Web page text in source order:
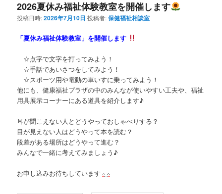
2026夏休み福祉体験教室を開催します
投稿日時:2026年7月10日 投稿者:保健福祉相談室
「夏休み福祉体験教室」を開催します
☆点字で文字を打ってみよう！
☆手話であいさつをしてみよう！
☆スポーツ用や電動の車いすに乗ってみよう！
他にも、健康福祉プラザの中のみんなが使いやすい工夫や、福祉
用具展示コーナーにある道具を紹介します♪
耳が聞こえない人とどうやっておしゃべりする？
目が見えない人はどうやって本を読む？
段差がある場所はどうやって進む？
みんなで一緒に考えてみましょう♪
お申し込みお待ちしています